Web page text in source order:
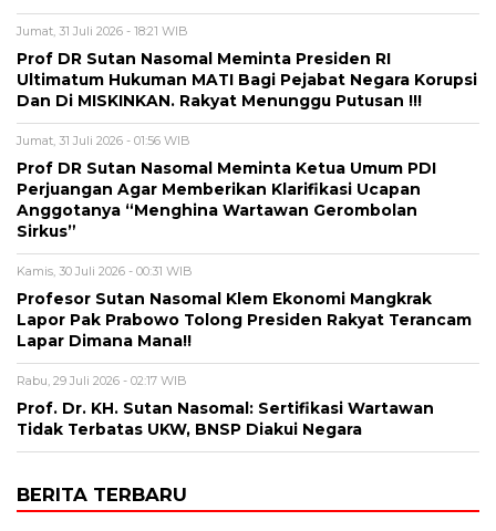
Jumat, 31 Juli 2026 - 18:21 WIB
Prof DR Sutan Nasomal Meminta Presiden RI
Ultimatum Hukuman MATI Bagi Pejabat Negara Korupsi
Dan Di MISKINKAN. Rakyat Menunggu Putusan !!!
Jumat, 31 Juli 2026 - 01:56 WIB
Prof DR Sutan Nasomal Meminta Ketua Umum PDI
Perjuangan Agar Memberikan Klarifikasi Ucapan
Anggotanya “Menghina Wartawan Gerombolan
Sirkus”
Kamis, 30 Juli 2026 - 00:31 WIB
Profesor Sutan Nasomal Klem Ekonomi Mangkrak
Lapor Pak Prabowo Tolong Presiden Rakyat Terancam
Lapar Dimana Mana!!
Rabu, 29 Juli 2026 - 02:17 WIB
Prof. Dr. KH. Sutan Nasomal: Sertifikasi Wartawan
Tidak Terbatas UKW, BNSP Diakui Negara
BERITA TERBARU